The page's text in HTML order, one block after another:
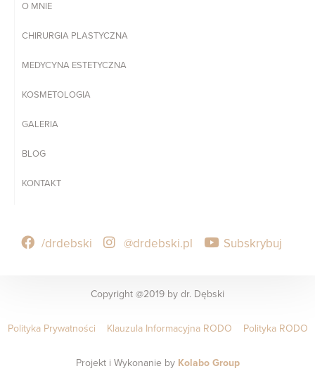
O MNIE
CHIRURGIA PLASTYCZNA
MEDYCYNA ESTETYCZNA
KOSMETOLOGIA
GALERIA
BLOG
KONTAKT
/drdebski @drdebski.pl Subskrybuj
Copyright @2019 by dr. Dębski
Polityka Prywatności Klauzula Informacyjna RODO Polityka RODO
Projekt i Wykonanie by Kolabo Group